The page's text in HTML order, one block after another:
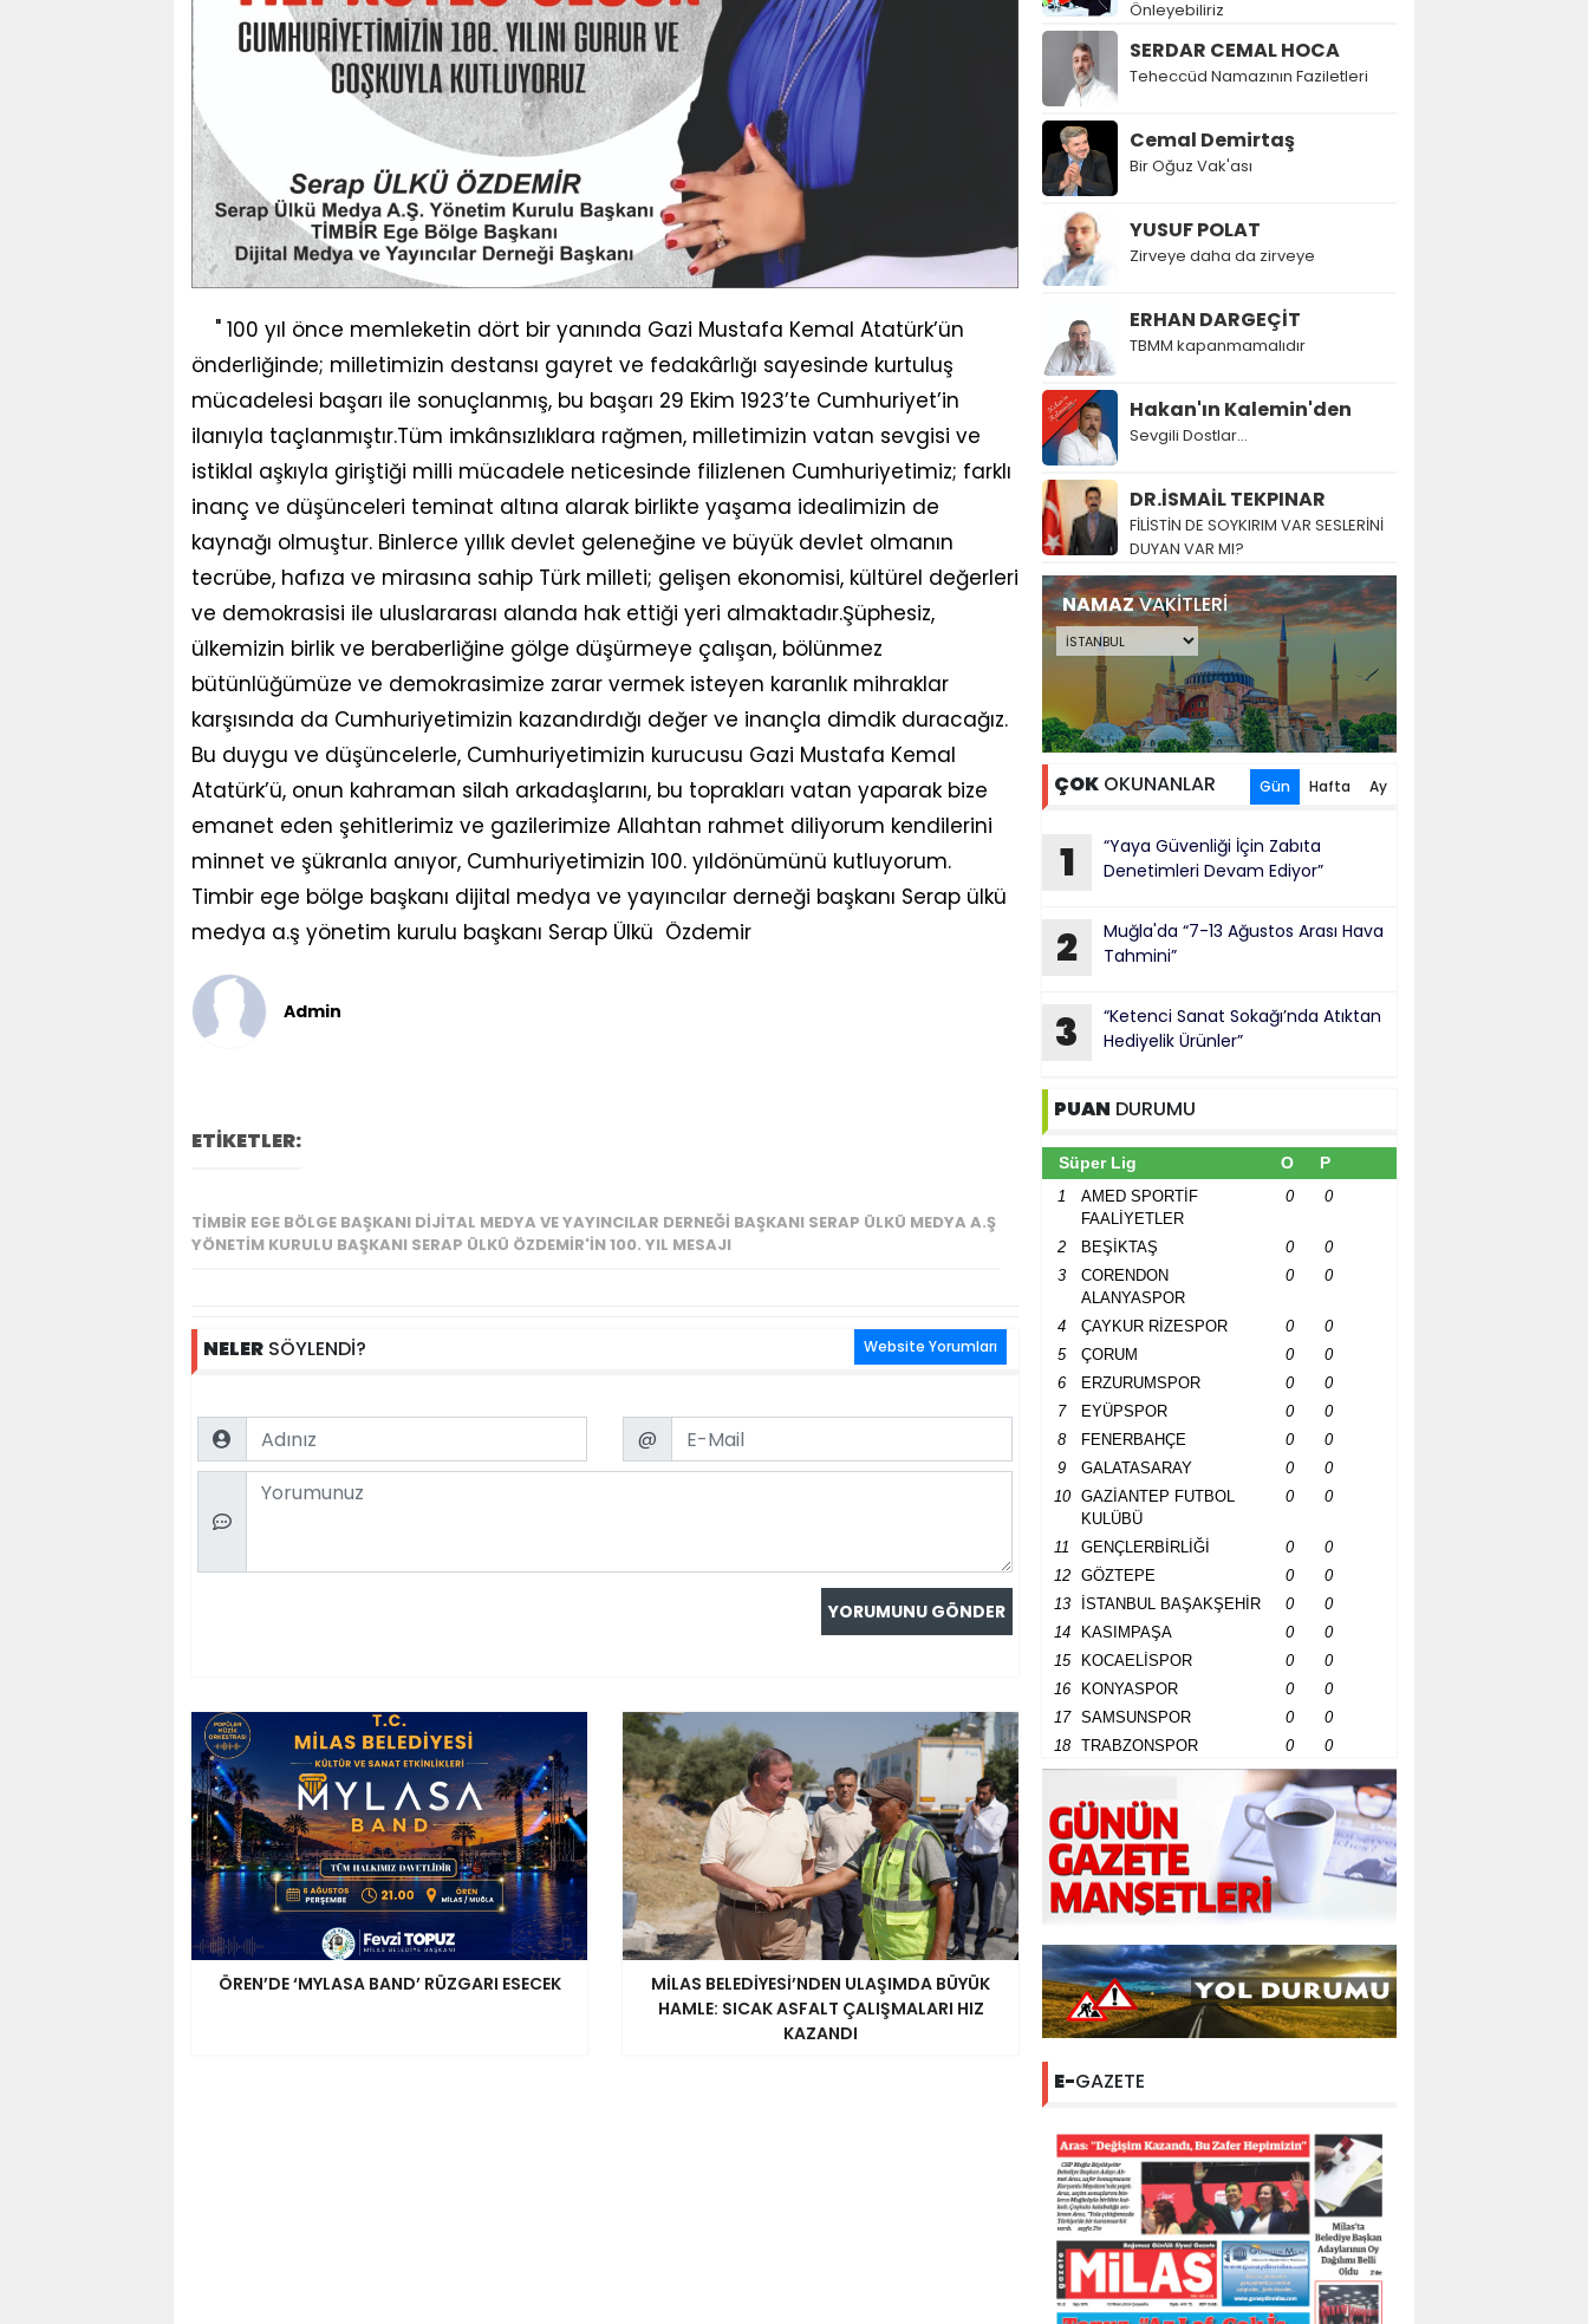
" 100 yıl önce memleketin dört bir yanında Gazi Mustafa Kemal Atatürk’ün
önderliğinde; milletimizin destansı gayret ve fedakârlığı sayesinde kurtuluş
mücadelesi başarı ile sonuçlanmış, bu başarı 29 Ekim 1923’te Cumhuriyet’in
ilanıyla taçlanmıştır.Tüm imkânsızlıklara rağmen, milletimizin vatan sevgisi ve
istiklal aşkıyla giriştiği milli mücadele neticesinde filizlenen Cumhuriyetimiz; farklı
inanç ve düşünceleri teminat altına alarak birlikte yaşama idealimizin de
kaynağı olmuştur. Binlerce yıllık devlet geleneğine ve büyük devlet olmanın
tecrübe, hafıza ve mirasına sahip Türk milleti; gelişen ekonomisi, kültürel değerleri
ve demokrasisi ile uluslararası alanda hak ettiği yeri almaktadır.Şüphesiz,
ülkemizin birlik ve beraberliğine gölge düşürmeye çalışan, bölünmez
bütünlüğümüze ve demokrasimize zarar vermek isteyen karanlık mihraklar
karşısında da Cumhuriyetimizin kazandırdığı değer ve inançla dimdik duracağız.
Bu duygu ve düşüncelerle, Cumhuriyetimizin kurucusu Gazi Mustafa Kemal
Atatürk’ü, onun kahraman silah arkadaşlarını, bu toprakları vatan yaparak bize
emanet eden şehitlerimiz ve gazilerimize Allahtan rahmet diliyorum kendilerini
minnet ve şükranla anıyor, Cumhuriyetimizin 100. yıldönümünü kutluyorum.
Timbir ege bölge başkanı dijital medya ve yayıncılar derneği başkanı Serap ülkü
medya a.ş yönetim kurulu başkanı Serap Ülkü Özdemir
Admin
ETİKETLER:
TIMBIR EGE BÖLGE BAŞKANI DIJITAL MEDYA VE YAYINCILAR DERNEĞI BAŞKANI SERAP ÜLKÜ MEDYA A.Ş
YÖNETIM KURULU BAŞKANI SERAP ÜLKÜ ÖZDEMIR'IN 100. YIL MESAJI
NELER SÖYLENDİ? Website Yorumları
Name Email
@
Comment
ÖREN’DE ‘MYLASA BAND’ RÜZGARI ESECEK
MİLAS BELEDİYESİ’NDEN ULAŞIMDA BÜYÜK
HAMLE: SICAK ASFALT ÇALIŞMALARI HIZ
KAZANDI
Önleyebiliriz
SERDAR CEMAL HOCA
Teheccüd Namazının Faziletleri
Cemal Demirtaş
Bir Oğuz Vak'ası
YUSUF POLAT
Zirveye daha da zirveye
ERHAN DARGEÇİT
TBMM kapanmamalıdır
Hakan'ın Kalemin'den
Sevgili Dostlar...
DR.İSMAİL TEKPINAR
FİLİSTİN DE SOYKIRIM VAR SESLERİNİ
DUYAN VAR MI?
NAMAZVAKİTLERİ
ÇOK OKUNANLAR Gün Hafta Ay
1
“Yaya Güvenliği İçin Zabıta
Denetimleri Devam Ediyor”
2
Muğla'da “7-13 Ağustos Arası Hava
Tahmini”
3
“Ketenci Sanat Sokağı’nda Atıktan
Hediyelik Ürünler”
PUAN DURUMU
Süper Lig O P
1
AMED SPORTİF
FAALİYETLER
0 0
2 BEŞİKTAŞ 0
0
3
CORENDON
ALANYASPOR
0 0
4 ÇAYKUR RİZESPOR 0
0
5
ÇORUM 0
0
6
ERZURUMSPOR 0
0
7
EYÜPSPOR 0
0
8
FENERBAHÇE 0
0
9
GALATASARAY 0
0
10
GAZİANTEP FUTBOL
KULÜBÜ
0 0
11 GENÇLERBİRLİĞİ 0
0
12
GÖZTEPE 0
0
13
İSTANBUL BAŞAKŞEHİR 0
0
14
KASIMPAŞA 0
0
15
KOCAELİSPOR 0
0
16
KONYASPOR 0
0
17
SAMSUNSPOR 0
0
18
TRABZONSPOR 0 0
E-GAZETE